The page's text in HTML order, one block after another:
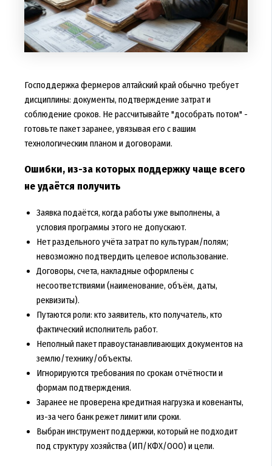
Господдержка фермеров алтайский край обычно требует
дисциплины: документы, подтверждение затрат и
соблюдение сроков. Не рассчитывайте "дособрать потом" -
готовьте пакет заранее, увязывая его с вашим
технологическим планом и договорами.
Ошибки, из-за которых поддержку чаще всего
не удаётся получить
Заявка подаётся, когда работы уже выполнены, а
условия программы этого не допускают.
Нет раздельного учёта затрат по культурам/полям;
невозможно подтвердить целевое использование.
Договоры, счета, накладные оформлены с
несоответствиями (наименование, объём, даты,
реквизиты).
Путаются роли: кто заявитель, кто получатель, кто
фактический исполнитель работ.
Неполный пакет правоустанавливающих документов на
землю/технику/объекты.
Игнорируются требования по срокам отчётности и
формам подтверждения.
Заранее не проверена кредитная нагрузка и ковенанты,
из-за чего банк режет лимит или сроки.
Выбран инструмент поддержки, который не подходит
под структуру хозяйства (ИП/КФХ/ООО) и цели.